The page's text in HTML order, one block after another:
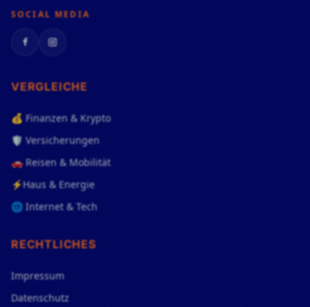
SOCIAL MEDIA
FacebookInstagram
VERGLEICHE
💰 Finanzen & Krypto
🛡️ Versicherungen
🚗 Reisen & Mobilität
⚡Haus & Energie
🌐 Internet & Tech
RECHTLICHES
Impressum
Datenschutz